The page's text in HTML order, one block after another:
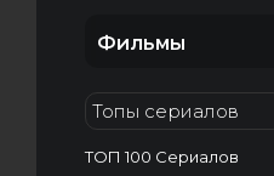
Фильмы
Топы сериалов
ТОП 100 Сериалов